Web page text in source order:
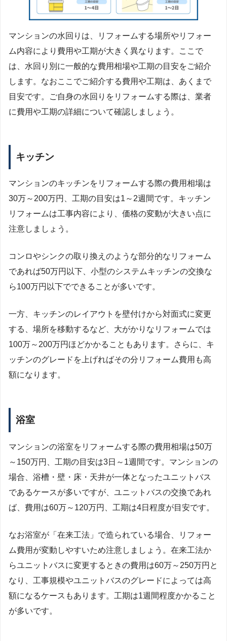
マンションの水回りは、リフォームする場所やリフォー
ム内容により費用や工期が大きく異なります。ここで
は、水回り別に一般的な費用相場や工期の目安をご紹介
します。なおここでご紹介する費用や工期は、あくまで
目安です。ご自身の水回りをリフォームする際は、業者
に費用や工期の詳細について確認しましょう。
キッチン
マンションのキッチンをリフォームする際の費用相場は
30万～200万円、工期の目安は1～2週間です。キッチン
リフォームは工事内容により、価格の変動が大きい点に
注意しましょう。
コンロやシンクの取り換えのような部分的なリフォーム
であれば50万円以下、小型のシステムキッチンの交換な
ら100万円以下でできることが多いです。
一方、キッチンのレイアウトを壁付けから対面式に変更
する、場所を移動するなど、大がかりなリフォームでは
100万～200万円ほどかかることもあります。さらに、キ
ッチンのグレードを上げればその分リフォーム費用も高
額になります。
浴室
マンションの浴室をリフォームする際の費用相場は50万
～150万円、工期の目安は3日～1週間です。マンションの
場合、浴槽・壁・床・天井が一体となったユニットバス
であるケースが多いですが、ユニットバスの交換であれ
ば、費用は60万～120万円、工期は4日程度が目安です。
なお浴室が「在来工法」で造られている場合、リフォー
ム費用が変動しやすいため注意しましょう。在来工法か
らユニットバスに変更するときの費用は60万～250万円と
なり、工事規模やユニットバスのグレードによっては高
額になるケースもあります。工期は1週間程度かかること
が多いです。